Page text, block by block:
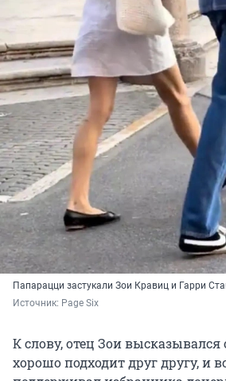
Папарацци застукали Зои Кравиц и Гарри
Источник: Page Six
К слову, отец Зои высказывался
хорошо подходит друг другу, и